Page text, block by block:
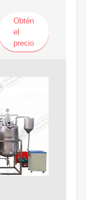
Obtén
el
precio